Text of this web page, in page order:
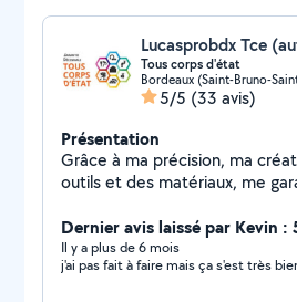
Tous corps d'état
Bordeaux (Saint-Bruno-
5/5 (33 avis)
Présentation
Grâce à ma précision, ma
outils et des matériaux, me
assité avec mes collegues et
travaux. -Très flexible au niveau des horaires et tarifs rc
et décénnale Détails de mes prestations : la peinture
Dernier avis laissé par Kevin :
Il y a plus de 6 mois
j'ai pas fait à faire mais ça s'est très